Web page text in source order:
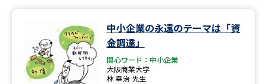
中小企業の永遠のテーマは「資
金調達」
関心ワード：中小企業
大阪商業大学
林 幸治 先生